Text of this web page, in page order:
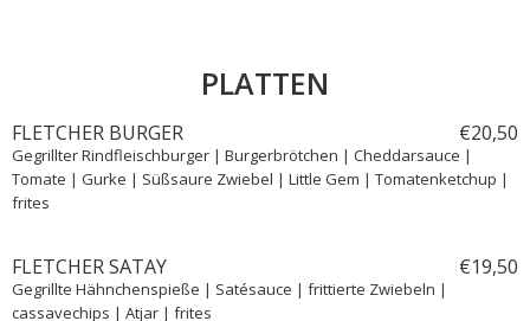
PLATTEN
FLETCHER BURGER €20,50
Gegrillter Rindfleischburger | Burgerbrötchen | Cheddarsauce |
Tomate | Gurke | Süßsaure Zwiebel | Little Gem | Tomatenketchup |
frites
FLETCHER SATAY €19,50
Gegrillte Hähnchenspieße | Satésauce | frittierte Zwiebeln |
cassavechips | Atjar | frites